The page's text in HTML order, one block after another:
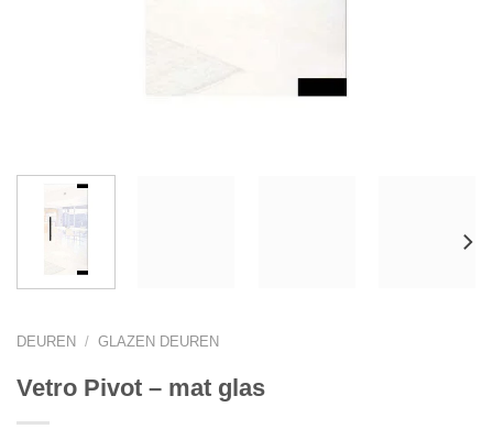
DEUREN / GLAZEN DEUREN
Vetro Pivot – mat glas